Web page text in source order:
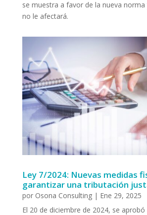
se muestra a favor de la nueva norma
no le afectará.
Ley 7/2024: Nuevas medidas
garantizar una tributación
por Osona Consulting| Ene 29, 2025
El 20 de diciembre de 2024, se